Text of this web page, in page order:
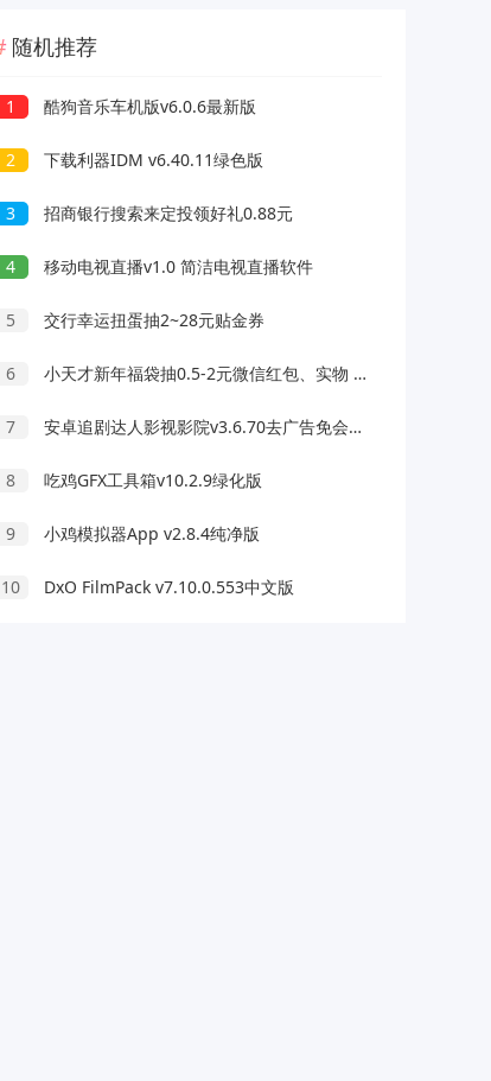
随机推荐
1 酷狗音乐车机版v6.0.6最新版
2 下载利器IDM v6.40.11绿色版
3 招商银行搜索来定投领好礼0.88元
4 移动电视直播v1.0 简洁电视直播软件
5 交行幸运扭蛋抽2~28元贴金券
6 小天才新年福袋抽0.5-2元微信红包、实物 亲测中0.5元
7 安卓追剧达人影视影院v3.6.70去广告免会员版
8 吃鸡GFX工具箱v10.2.9绿化版
9 小鸡模拟器App v2.8.4纯净版
10 DxO FilmPack v7.10.0.553中文版